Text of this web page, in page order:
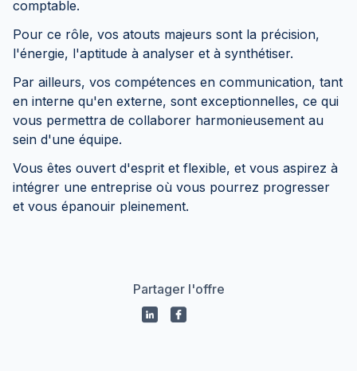
comptable.
Pour ce rôle, vos atouts majeurs sont la précision,
l'énergie, l'aptitude à analyser et à synthétiser.
Par ailleurs, vos compétences en communication, tant
en interne qu'en externe, sont exceptionnelles, ce qui
vous permettra de collaborer harmonieusement au
sein d'une équipe.
Vous êtes ouvert d'esprit et flexible, et vous aspirez à
intégrer une entreprise où vous pourrez progresser
et vous épanouir pleinement.
Partager l'offre